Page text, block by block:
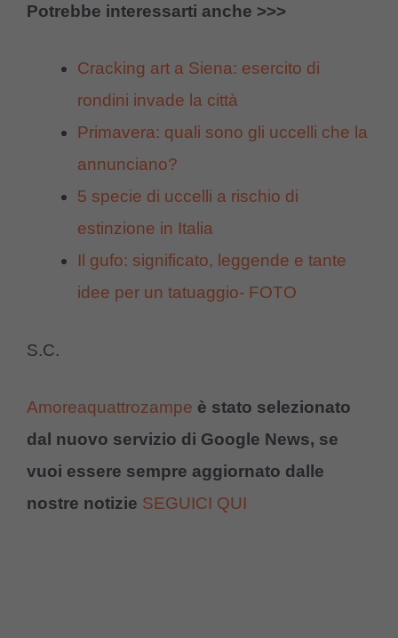
Potrebbe interessarti anche >>>
Cracking art a Siena: esercito di
rondini invade la città
Primavera: quali sono gli uccelli che la
annunciano?
5 specie di uccelli a rischio di
estinzione in Italia
Il gufo: significato, leggende e tante
idee per un tatuaggio- FOTO
S.C.
Amoreaquattrozampe è stato selezionato
dal nuovo servizio di Google News, se
vuoi essere sempre aggiornato dalle
nostre notizie SEGUICI QUI